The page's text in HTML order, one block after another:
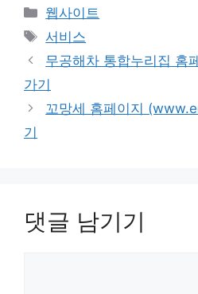
카
테
고
리
웹사이트
태
그
서비스
무공해차 통합누리집 홈
가기
꼬망세 홈페이지
기
댓글 남기기